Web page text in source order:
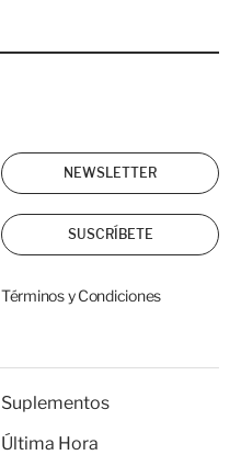
NEWSLETTER
SUSCRÍBETE
Términos y Condiciones
Suplementos
Última Hora